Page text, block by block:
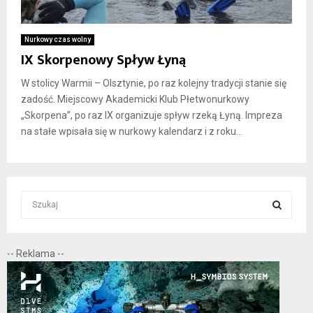
Nurkowy czas wolny
IX Skorpenowy Spływ Łyną
W stolicy Warmii – Olsztynie, po raz kolejny tradycji stanie się
zadość. Miejscowy Akademicki Klub Płetwonurkowy
„Skorpena”, po raz IX organizuje spływ rzeką Łyną. Impreza
na stałe wpisała się w nurkowy kalendarz i z roku...
c
h
f
o
E
A
-- Reklama --